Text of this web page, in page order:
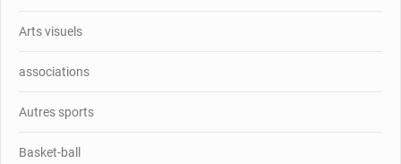
Arts visuels
associations
Autres sports
Basket-ball